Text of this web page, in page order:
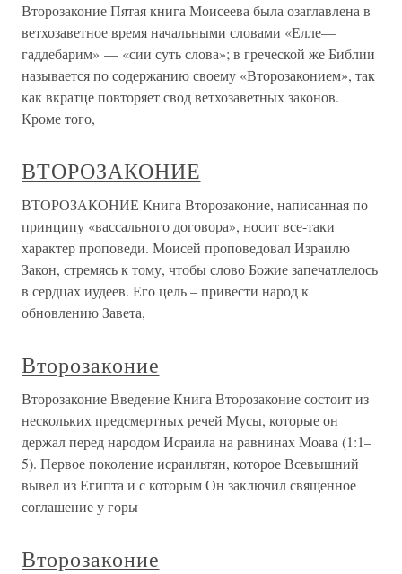
Второзаконие Пятая книга Моисеева была озаглавлена в
ветхозаветное время начальными словами «Елле—
гаддебарим» — «сии суть слова»; в греческой же Библии
называется по содержанию своему «Второзаконием», так
как вкратце повторяет свод ветхозаветных законов.
Кроме того,
ВТОРОЗАКОНИЕ
ВТОРОЗАКОНИЕ Книга Второзаконие, написанная по
принципу «вассального договора», носит все-таки
характер проповеди. Моисей проповедовал Израилю
Закон, стремясь к тому, чтобы слово Божие запечатлелось
в сердцах иудеев. Его цель – привести народ к
обновлению Завета,
Второзаконие
Второзаконие Введение Книга Второзаконие состоит из
нескольких предсмертных речей Мусы, которые он
держал перед народом Исраила на равнинах Моава (1:1–
5). Первое поколение исраильтян, которое Всевышний
вывел из Египта и с которым Он заключил священное
соглашение у горы
Второзаконие